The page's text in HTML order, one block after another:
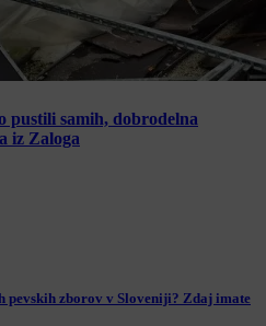
pustili samih, dobrodelna
iz Zaloga
pevskih zborov v Sloveniji? Zdaj imate